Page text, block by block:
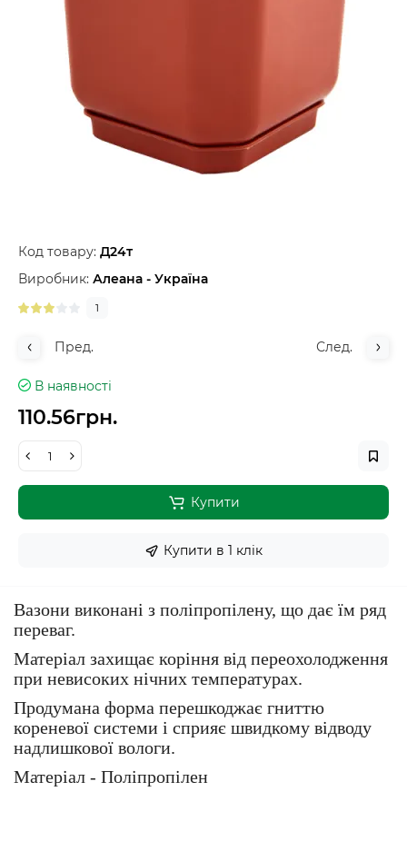
Код товару: Д24т
Виробник: Алеана - Україна
1
Пред. След.
В наявності
110.56грн.
Купити
Купити в 1 клiк
Вазони виконані з поліпропілену, що дає їм ряд
переваг.
Матеріал захищає коріння від переохолодження
при невисоких нічних температурах.
Продумана форма перешкоджає гниттю
кореневої системи і сприяє швидкому відводу
надлишкової вологи.
Матеріал - Поліпропілен